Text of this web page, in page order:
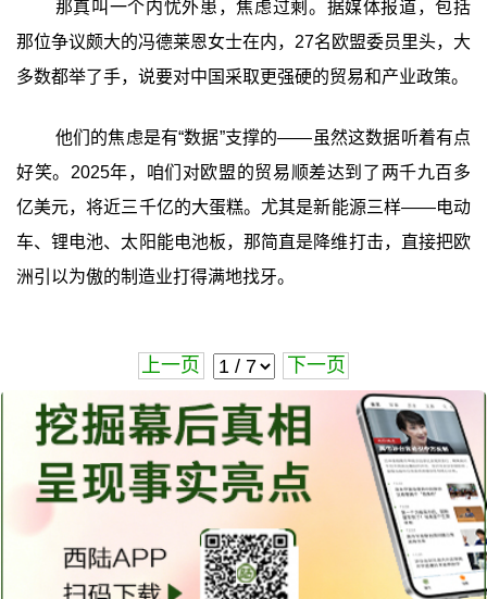
那真叫一个内忧外患，焦虑过剩。据媒体报道，包括
那位争议颇大的冯德莱恩女士在内，27名欧盟委员里头，大
多数都举了手，说要对中国采取更强硬的贸易和产业政策。
他们的焦虑是有“数据”支撑的——虽然这数据听着有点
好笑。2025年，咱们对欧盟的贸易顺差达到了两千九百多
亿美元，将近三千亿的大蛋糕。尤其是新能源三样——电动
车、锂电池、太阳能电池板，那简直是降维打击，直接把欧
洲引以为傲的制造业打得满地找牙。
上一页 下一页